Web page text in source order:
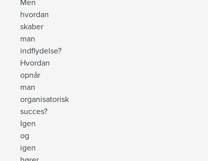
Men
hvordan
skaber
man
indflydelse?
Hvordan
opnår
man
organisatorisk
succes?
Igen
og
igen